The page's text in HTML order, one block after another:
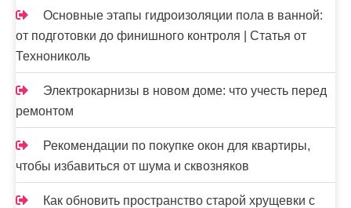
Основные этапы гидроизоляции пола в ванной:
от подготовки до финишного контроля | Статья от
Технониколь
Электрокарнизы в новом доме: что учесть перед
ремонтом
Рекомендации по покупке окон для квартиры,
чтобы избавиться от шума и сквозняков
Как обновить пространство старой хрущевки с